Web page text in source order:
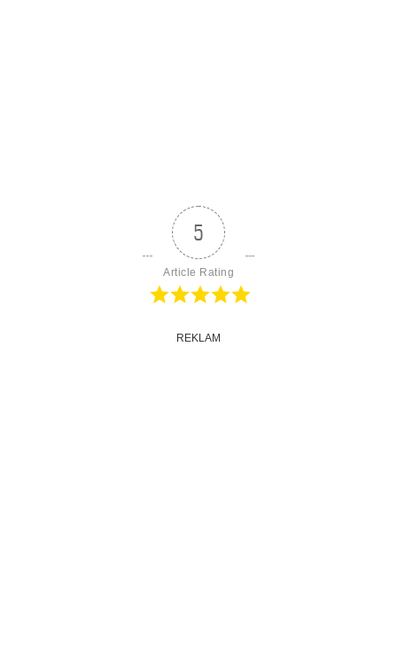
5
Article Rating
REKLAM